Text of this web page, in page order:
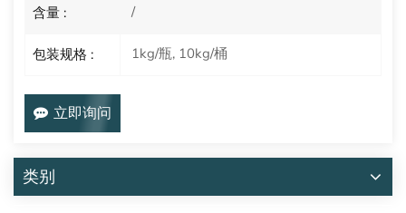
含量 : /
包装规格 : 1kg/瓶, 10kg/桶
立即询问
类别